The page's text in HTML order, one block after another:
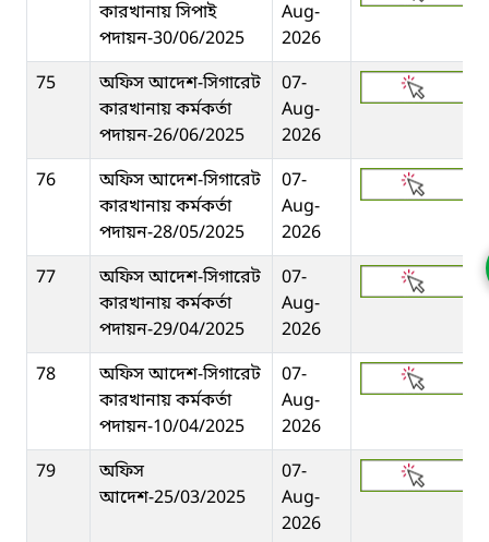
কারখানায় সিপাই
পদায়ন-30/06/2025
Aug-
2026
75
অফিস আদেশ-সিগারেট
কারখানায় কর্মকর্তা
পদায়ন-26/06/2025
07-
Aug-
2026
76
অফিস আদেশ-সিগারেট
কারখানায় কর্মকর্তা
পদায়ন-28/05/2025
07-
Aug-
2026
77
অফিস আদেশ-সিগারেট
কারখানায় কর্মকর্তা
পদায়ন-29/04/2025
07-
Aug-
2026
78
অফিস আদেশ-সিগারেট
কারখানায় কর্মকর্তা
পদায়ন-10/04/2025
07-
Aug-
2026
79
অফিস
আদেশ-25/03/2025
07-
Aug-
2026